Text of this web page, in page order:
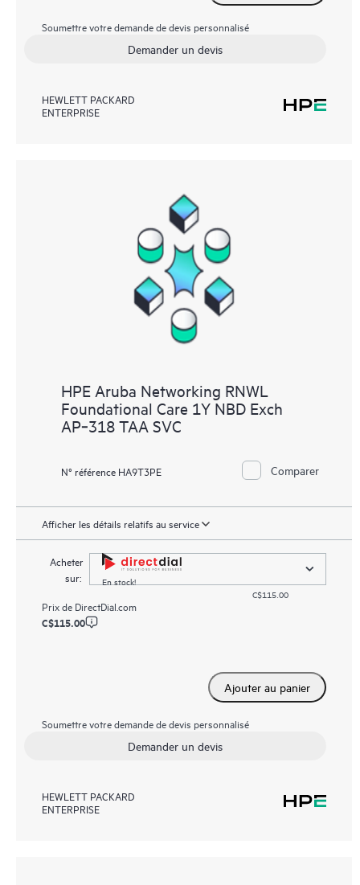
Soumettre votre demande de devis personnalisé
Demander un devis
HEWLETT PACKARD
ENTERPRISE
HPE Aruba Networking RNWL
Foundational Care 1Y NBD Exch
AP‑318 TAA SVC
N° référence HA9T3PE Comparer
Afficher les détails relatifs au service
Acheter
sur:
En stock!
C$115.00
Prix de DirectDial.com
C$115.00
Ajouter au panier
Soumettre votre demande de devis personnalisé
Demander un devis
HEWLETT PACKARD
ENTERPRISE